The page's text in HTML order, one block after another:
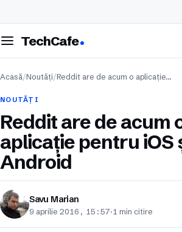
meniul
TechCafe
Acasă/Noutăți/Reddit are de acum o aplicație…
NOUTĂȚI
Reddit are de acum
aplicație pentru iOS
Android
Savu Marian
9 aprilie 2016, 15:57·1 min citire